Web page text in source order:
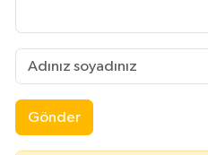
Gönder